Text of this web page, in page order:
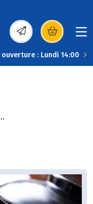
(s’ouvre dans une
: Lundi 14:00